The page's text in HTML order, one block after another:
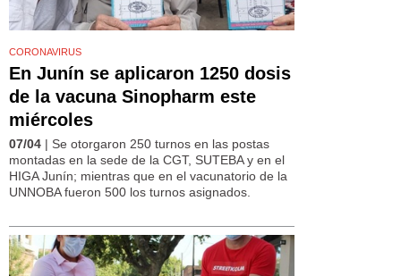
CORONAVIRUS
En Junín se aplicaron 1250 dosis
de la vacuna Sinopharm este
miércoles
07/04 | Se otorgaron 250 turnos en las postas
montadas en la sede de la CGT, SUTEBA y en el
HIGA Junín; mientras que en el vacunatorio de la
UNNOBA fueron 500 los turnos asignados.